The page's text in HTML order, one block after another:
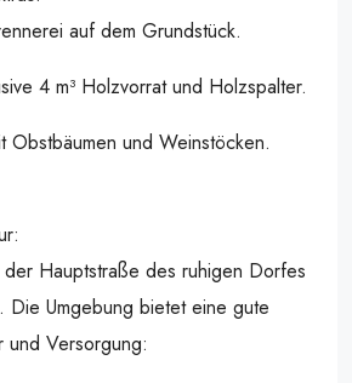
auf dem Grundstück.
4 m³ Holzvorrat und Holzspalter.
Obstbäumen und Weinstöcken.
Hauptstraße des ruhigen Dorfes
Die Umgebung bietet eine gute
und Versorgung: